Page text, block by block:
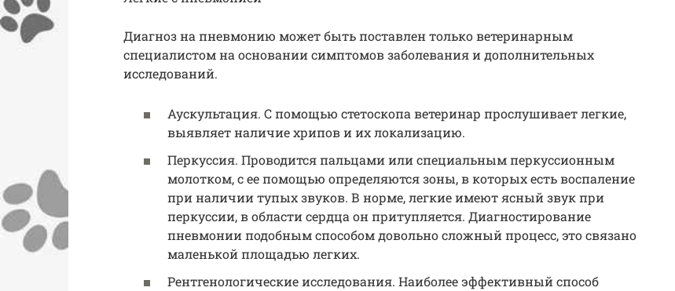
Диагноз на пневмонию может быть поставлен только ветеринарным
специалистом на основании симптомов заболевания и дополнительных
исследований.
Аускультация. С помощью стетоскопа ветеринар прослушивает легкие,
выявляет наличие хрипов и их локализацию.
Перкуссия. Проводится пальцами или специальным перкуссионным
молотком, с ее помощью определяются зоны, в которых есть воспаление
при наличии тупых звуков. В норме, легкие имеют ясный звук при
перкуссии, в области сердца он притупляется. Диагностирование
пневмонии подобным способом довольно сложный процесс, это связано
маленькой площадью легких.
Рентгенологические исследования. Наиболее эффективный способ